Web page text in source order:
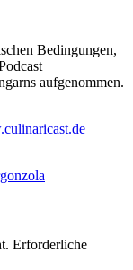
Bedingungen,
aufgenommen.
Erforderliche